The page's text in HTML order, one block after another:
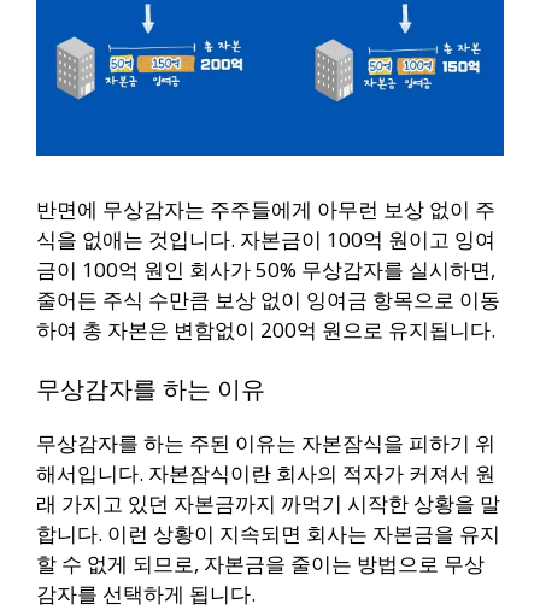
반면에 무상감자는 주주들에게 아무런 보상 없이 주
식을 없애는 것입니다. 자본금이 100억 원이고 잉여
금이 100억 원인 회사가 50% 무상감자를 실시하면,
줄어든 주식 수만큼 보상 없이 잉여금 항목으로 이동
하여 총 자본은 변함없이 200억 원으로 유지됩니다.
무상감자를 하는 이유
무상감자를 하는 주된 이유는 자본잠식을 피하기 위
해서입니다. 자본잠식이란 회사의 적자가 커져서 원
래 가지고 있던 자본금까지 까먹기 시작한 상황을 말
합니다. 이런 상황이 지속되면 회사는 자본금을 유지
할 수 없게 되므로, 자본금을 줄이는 방법으로 무상
감자를 선택하게 됩니다.